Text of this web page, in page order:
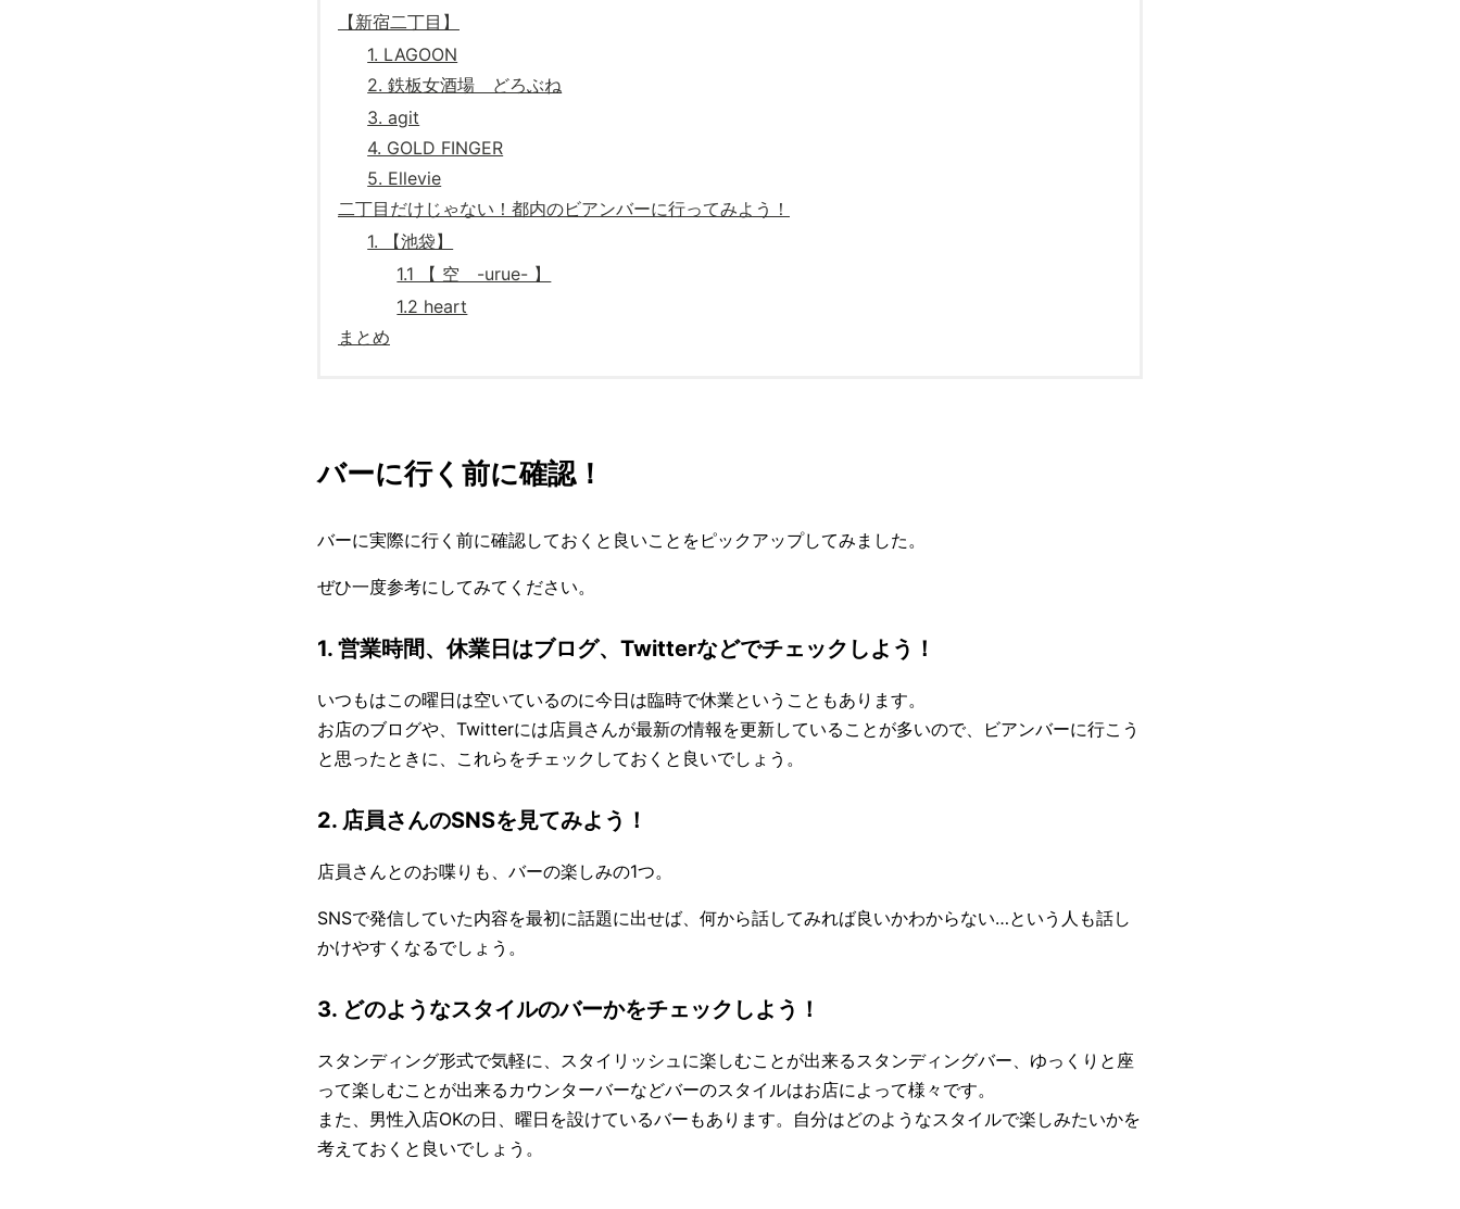
【新宿二丁目】
1. LAGOON
2. 鉄板女酒場 どろぶね
3. agit
4. GOLD FINGER
5. Ellevie
二丁目だけじゃない！都内のビアンバーに行ってみよう！
1. 【池袋】
1.1 【 空 -urue- 】
1.2 heart
まとめ
バーに行く前に確認！
バーに実際に行く前に確認しておくと良いことをピックアップしてみました。
ぜひ一度参考にしてみてください。
1. 営業時間、休業日はブログ、Twitterなどでチェックしよう！
いつもはこの曜日は空いているのに今日は臨時で休業ということもあります。
お店のブログや、Twitterには店員さんが最新の情報を更新していることが多いので、ビアンバーに行こう
と思ったときに、これらをチェックしておくと良いでしょう。
2. 店員さんのSNSを見てみよう！
店員さんとのお喋りも、バーの楽しみの1つ。
SNSで発信していた内容を最初に話題に出せば、何から話してみれば良いかわからない…という人も話し
かけやすくなるでしょう。
3. どのようなスタイルのバーかをチェックしよう！
スタンディング形式で気軽に、スタイリッシュに楽しむことが出来るスタンディングバー、ゆっくりと座
って楽しむことが出来るカウンターバーなどバーのスタイルはお店によって様々です。
また、男性入店OKの日、曜日を設けているバーもあります。自分はどのようなスタイルで楽しみたいかを
考えておくと良いでしょう。